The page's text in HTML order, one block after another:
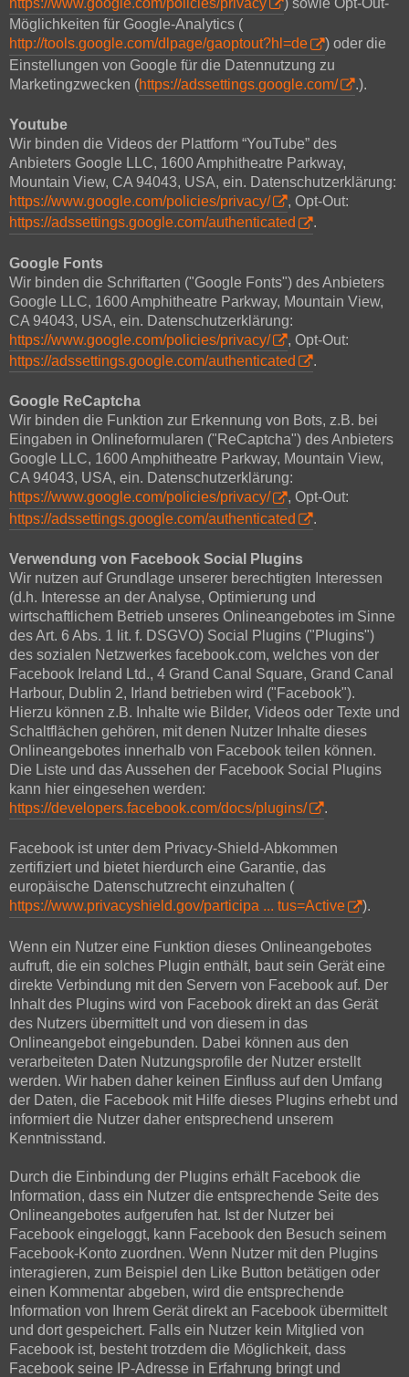
Möglichkeiten für Google-Analytics (
http://tools.google.com/dlpage/gaoptout?hl=de
) oder die
Einstellungen von Google für die Datennutzung zu
Marketingzwecken (https://adssettings.google.com/ .).
Youtube
Wir binden die Videos der Plattform “YouTube” des
Anbieters Google LLC, 1600 Amphitheatre Parkway,
Mountain View, CA 94043, USA, ein. Datenschutzerklärung:
https://www.google.com/policies/privacy/
, Opt-Out:
https://adssettings.google.com/authenticated
.
Google Fonts
Wir binden die Schriftarten ("Google Fonts") des Anbieters
Google LLC, 1600 Amphitheatre Parkway, Mountain View,
CA 94043, USA, ein. Datenschutzerklärung:
https://www.google.com/policies/privacy/
, Opt-Out:
https://adssettings.google.com/authenticated
.
Google ReCaptcha
Wir binden die Funktion zur Erkennung von Bots, z.B. bei
Eingaben in Onlineformularen ("ReCaptcha") des Anbieters
Google LLC, 1600 Amphitheatre Parkway, Mountain View,
CA 94043, USA, ein. Datenschutzerklärung:
https://www.google.com/policies/privacy/
, Opt-Out:
https://adssettings.google.com/authenticated
.
Verwendung von Facebook Social Plugins
Wir nutzen auf Grundlage unserer berechtigten Interessen
(d.h. Interesse an der Analyse, Optimierung und
wirtschaftlichem Betrieb unseres Onlineangebotes im Sinne
des Art. 6 Abs. 1 lit. f. DSGVO) Social Plugins ("Plugins")
des sozialen Netzwerkes facebook.com, welches von der
Facebook Ireland Ltd., 4 Grand Canal Square, Grand Canal
Harbour, Dublin 2, Irland betrieben wird ("Facebook").
Hierzu können z.B. Inhalte wie Bilder, Videos oder Texte und
Schaltflächen gehören, mit denen Nutzer Inhalte dieses
Onlineangebotes innerhalb von Facebook teilen können.
Die Liste und das Aussehen der Facebook Social Plugins
kann hier eingesehen werden:
https://developers.facebook.com/docs/plugins/
.
Facebook ist unter dem Privacy-Shield-Abkommen
zertifiziert und bietet hierdurch eine Garantie, das
europäische Datenschutzrecht einzuhalten (
https://www.privacyshield.gov/participa ... tus=Active
).
Wenn ein Nutzer eine Funktion dieses Onlineangebotes
aufruft, die ein solches Plugin enthält, baut sein Gerät eine
direkte Verbindung mit den Servern von Facebook auf. Der
Inhalt des Plugins wird von Facebook direkt an das Gerät
des Nutzers übermittelt und von diesem in das
Onlineangebot eingebunden. Dabei können aus den
verarbeiteten Daten Nutzungsprofile der Nutzer erstellt
werden. Wir haben daher keinen Einfluss auf den Umfang
der Daten, die Facebook mit Hilfe dieses Plugins erhebt und
informiert die Nutzer daher entsprechend unserem
Kenntnisstand.
Durch die Einbindung der Plugins erhält Facebook die
Information, dass ein Nutzer die entsprechende Seite des
Onlineangebotes aufgerufen hat. Ist der Nutzer bei
Facebook eingeloggt, kann Facebook den Besuch seinem
Facebook-Konto zuordnen. Wenn Nutzer mit den Plugins
interagieren, zum Beispiel den Like Button betätigen oder
einen Kommentar abgeben, wird die entsprechende
Information von Ihrem Gerät direkt an Facebook übermittelt
und dort gespeichert. Falls ein Nutzer kein Mitglied von
Facebook ist, besteht trotzdem die Möglichkeit, dass
Facebook seine IP-Adresse in Erfahrung bringt und